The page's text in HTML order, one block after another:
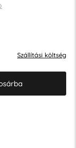
Szállítási költség